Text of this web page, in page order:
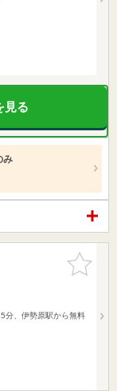
見る
み
お気に入
りに追加
分、伊勢原駅から無料